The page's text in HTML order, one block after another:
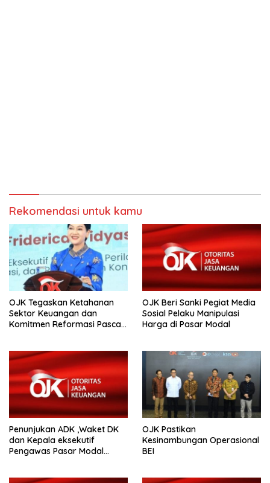
Rekomendasi untuk kamu
OJK Tegaskan Ketahanan
Sektor Keuangan dan
Komitmen Reformasi Pasca
OJK Beri Sanki Pegiat Media
Sosial Pelaku Manipulasi
Harga di Pasar Modal
Penunjukan ADK ,Waket DK
dan Kepala eksekutif
Pengawas Pasar Modal
OJK Pastikan
Kesinambungan Operasional
BEI